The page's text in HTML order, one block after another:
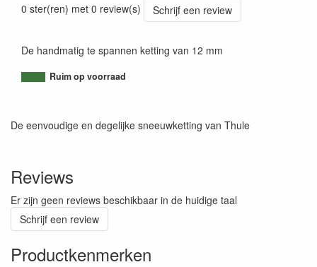
0 ster(ren) met 0 review(s)
Schrijf een review
De handmatig te spannen ketting van 12 mm
Ruim op voorraad
De eenvoudige en degelijke sneeuwketting van Thule
Reviews
Er zijn geen reviews beschikbaar in de huidige taal
Schrijf een review
Productkenmerken